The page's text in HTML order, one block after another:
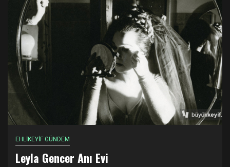
EHLİKEYİF GÜNDEM
Leyla Gencer Anı Evi